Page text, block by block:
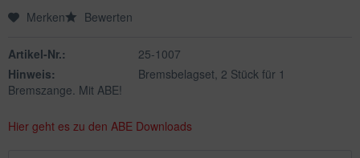
Merken Bewerten
Artikel-Nr.:
25-1007
Hinweis:
Bremsbelagset, 2 Stück für 1
Bremszange. Mit ABE!
Hier geht es zu den ABE Downloads